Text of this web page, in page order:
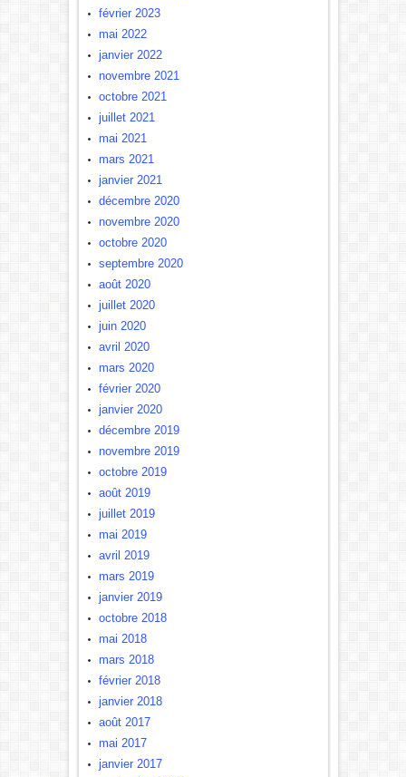
février 2023
mai 2022
janvier 2022
novembre 2021
octobre 2021
juillet 2021
mai 2021
mars 2021
janvier 2021
décembre 2020
novembre 2020
octobre 2020
septembre 2020
août 2020
juillet 2020
juin 2020
avril 2020
mars 2020
février 2020
janvier 2020
décembre 2019
novembre 2019
octobre 2019
août 2019
juillet 2019
mai 2019
avril 2019
mars 2019
janvier 2019
octobre 2018
mai 2018
mars 2018
février 2018
janvier 2018
août 2017
mai 2017
janvier 2017